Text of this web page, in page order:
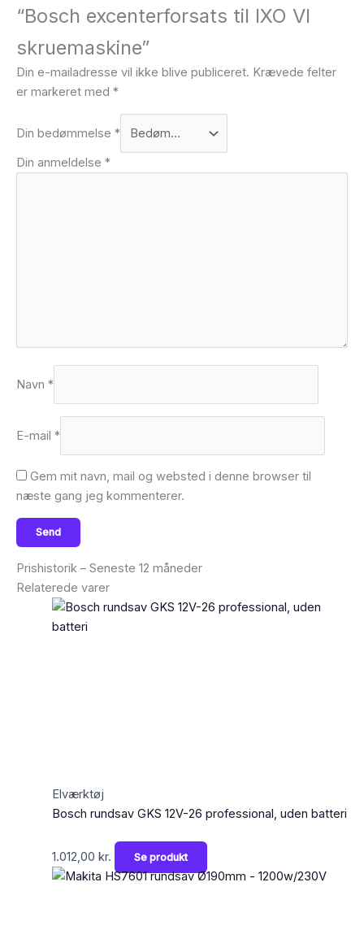
“Bosch excenterforsats til IXO VI
skruemaskine”
Din e-mailadresse vil ikke blive publiceret. Krævede felter
er markeret med *
Din bedømmelse *
Din anmeldelse *
Navn *
E-mail *
Gem mit navn, mail og websted i denne browser til
næste gang jeg kommenterer.
Prishistorik – Seneste 12 måneder
Relaterede varer
Elværktøj
Bosch rundsav GKS 12V-26 professional, uden batteri
1.012,00 kr. Se produkt